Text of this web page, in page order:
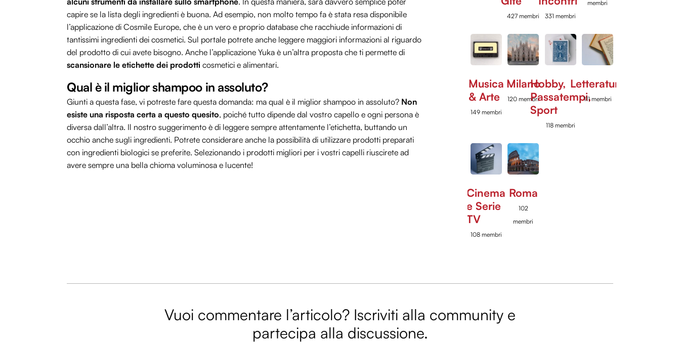
capire se la lista degli ingredienti è buona. Ad esempio, non molto tempo fa è stata resa disponibile
l’applicazione di Cosmile Europe, che è un vero e proprio database che racchiude informazioni di
tantissimi ingredienti dei cosmetici. Sul portale potrete anche leggere maggiori informazioni al riguardo
del prodotto di cui avete bisogno. Anche l’applicazione Yuka è un’altra proposta che ti permette di
scansionare le etichette dei prodotti cosmetici e alimentari.
Qual è il miglior shampoo in assoluto?
Giunti a questa fase, vi potreste fare questa domanda: ma qual è il miglior shampoo in assoluto? Non
esiste una risposta certa a questo quesito, poiché tutto dipende dal vostro capello e ogni persona è
diversa dall’altra. Il nostro suggerimento è di leggere sempre attentamente l’etichetta, buttando un
occhio anche sugli ingredienti. Potrete considerare anche la possibilità di utilizzare prodotti preparati
con ingredienti biologici se preferite. Selezionando i prodotti migliori per i vostri capelli riuscirete ad
avere sempre una bella chioma voluminosa e lucente!
427 membri 331 membri
membri
Musica
& Arte
149 membri
Milano
120 membri
Hobby,
Passatempi,
Sport
118 membri
Letteratura
111 membri
Cinema
e Serie
TV
108 membri
Roma
102
membri
Vuoi commentare l’articolo? Iscriviti alla community e
partecipa alla discussione.